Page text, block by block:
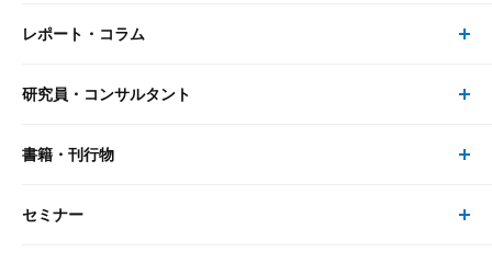
事業・ソリューション トップ
リサーチ
レポート・コラム
レポート・コラム トップ
最新のレポート・コラム
研究員・コンサルタント
研究員・コンサルタント トップ
研究員
書籍・刊行物
書籍・刊行物 トップ
セミナー